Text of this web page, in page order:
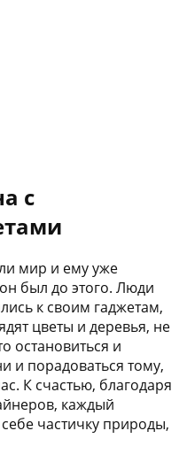
с
мир и ему уже
был до этого. Люди
к своим гаджетам,
цветы и деревья, не
остановиться и
и порадоваться тому,
К счастью, благодаря
каждый
частичку природы,